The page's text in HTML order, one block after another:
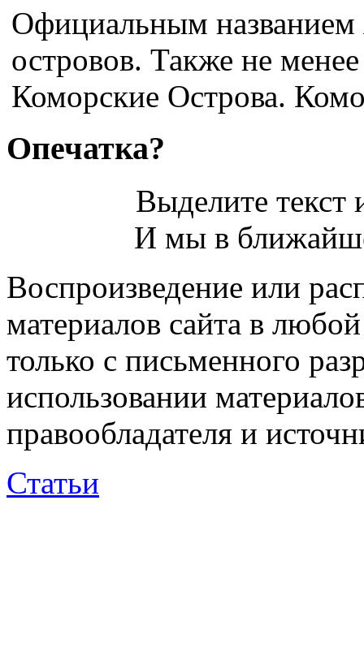
Официальным названием
островов. Также не менее
Коморские Острова.
Опечатка?
Выделите
И мы в
Воспроизведение или
материалов сайта в
только с письменного
использовании
правообладателя и
Статьи